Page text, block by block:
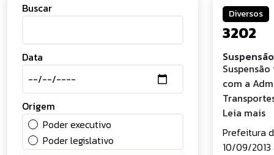
Buscar
Data
Origem
Poder executivo
Poder legislativo
Diversos
3202
com a
Leia mais
Prefeitura
10/09/2013